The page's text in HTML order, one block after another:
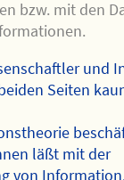
bzw. mit den
und
Seiten
läßt mit der
von